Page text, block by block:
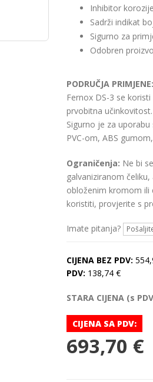
Inhibitor korozije
Sadrži indikat
Sigurno za
Odobren
PODRUČJA
Fernox DS-3 se
prvobitna učinkovitost.
Sigurno je za
PVC-om, ABS
Ograničenja: Ne bi
galvaniziranom
obloženim kromom ili
koristiti, provjerite s
Imate pitanja?
CIJENA BEZ PDV:
PDV: 138,74 €
STARA CIJENA (s
CIJENA SA PDV:
693,70 €